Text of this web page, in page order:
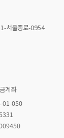
서울종로-0954
계좌
01-050